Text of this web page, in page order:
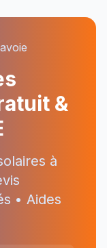
&
à
• Aides